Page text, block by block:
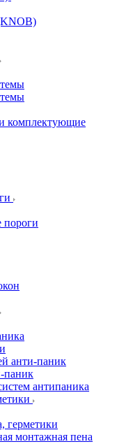
комплектующие
пороги
анти-паник
паник
антипаника
герметики
монтажная пена